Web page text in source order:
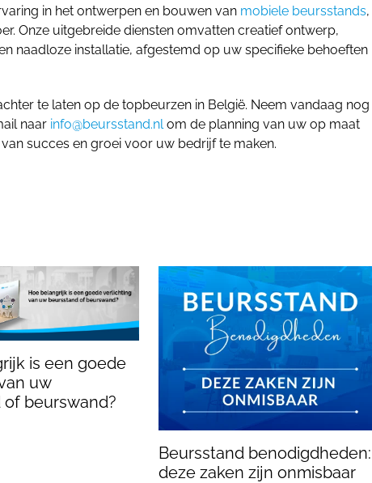
in het ontwerpen en bouwen van mobiele beursstands,
Onze uitgebreide diensten omvatten creatief ontwerp,
naadloze installatie, afgestemd op uw specifieke behoeften
te laten op de topbeurzen in België. Neem vandaag nog
naar info@beursstand.nlom de planning van uw op maat
succes en groei voor uw bedrijf te maken.
is een goede
uw
beurswand?
Beursstand benodigdheden:
deze zaken zijn onmisbaar